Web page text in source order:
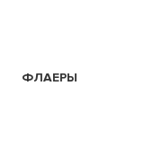
ФЛАЕРЫ